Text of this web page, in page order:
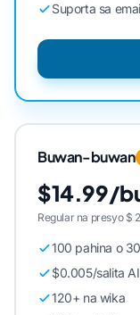
Suporta sa
Buwan-buwan
$14.99/
Regular na presyo $
100 pahina o
$0.005/salita
120+ na wika